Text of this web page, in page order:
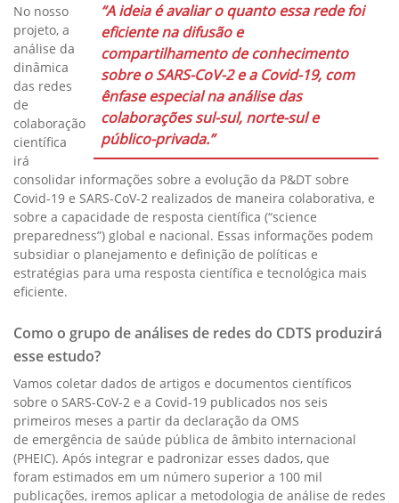
“A ideia é avaliar o quanto essa rede foi
eficiente na difusão e
compartilhamento de conhecimento
sobre o SARS-CoV-2 e a Covid-19, com
ênfase especial na análise das
colaborações sul-sul, norte-sul e
público-privada.”
No nosso
projeto, a
análise da
dinâmica
das redes
de
colaboração
científica
irá
consolidar informações sobre a evolução da P&DT sobre
Covid-19 e SARS-CoV-2 realizados de maneira colaborativa, e
sobre a capacidade de resposta científica (“science
preparedness”) global e nacional. Essas informações podem
subsidiar o planejamento e definição de políticas e
estratégias para uma resposta científica e tecnológica mais
eficiente.
Como o grupo de análises de redes do CDTS produzirá
esse estudo?
Vamos coletar dados de artigos e documentos científicos
sobre o SARS-CoV-2 e a Covid-19 publicados nos seis
primeiros meses a partir da declaração da OMS
de emergência de saúde pública de âmbito internacional
(PHEIC). Após integrar e padronizar esses dados, que
foram estimados em um número superior a 100 mil
publicações, iremos aplicar a metodologia de análise de redes